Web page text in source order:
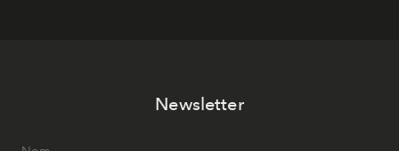
Newsletter